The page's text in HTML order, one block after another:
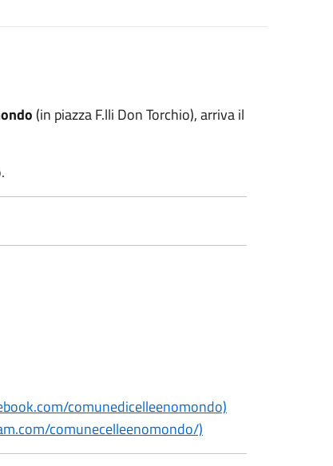
(in piazza F.lli Don Torchio), arriva il
comunedicelleenomondo)
comunecelleenomondo/)